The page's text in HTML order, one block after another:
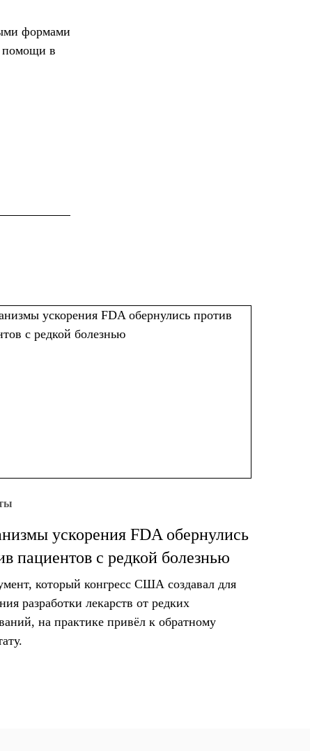
формами
помощи в
ускорения FDA обернулись
пациентов с редкой болезнью
который конгресс США создавал для
разработки лекарств от редких
на практике привёл к обратному